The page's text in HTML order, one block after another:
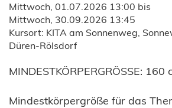
Mittwoch, 01.07.2026 13:00 bis
Mittwoch, 30.09.2026 13:45
Kursort: KITA am Sonnenweg,
Düren-Rölsdorf
MINDESTKÖRPERGRÖSSE: 160
Mindestkörpergröße für das